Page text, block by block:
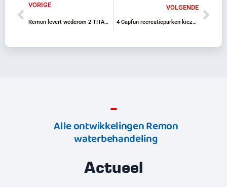
VORIGE
Remon levert wederom 2 TITAN® UF-ultrafiltraties voor zuivering oppervlaktewater op
VOLGENDE
4 Capfun recreatieparken kiezen voor betonkelder en boosterset van Remon
Alle ontwikkelingen Remon
waterbehandeling
Actueel